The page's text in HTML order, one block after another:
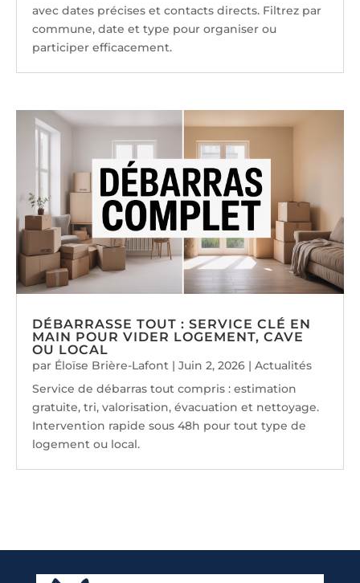
avec dates précises et contacts directs. Filtrez par
commune, date et type pour organiser ou
participer efficacement.
DÉBARRASSE TOUT : SERVICE CLÉ EN
MAIN POUR VIDER LOGEMENT, CAVE
OU LOCAL
par Éloïse Brière-Lafont |Juin 2, 2026 |Actualités
Service de débarras tout compris : estimation
gratuite, tri, valorisation, évacuation et nettoyage.
Intervention rapide sous 48h pour tout type de
logement ou local.